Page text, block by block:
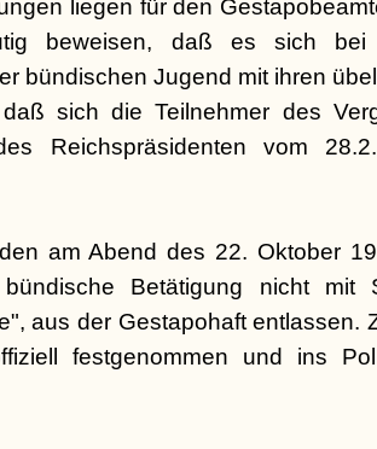
liegen für den
beweisen, daß es sich
bündischen Jugend mit ihren
sich die Teilnehmer des
Reichspräsidenten vom
am Abend des 22. Oktober
Betätigung nicht mit
aus der Gestapohaft entlassen.
festgenommen und ins